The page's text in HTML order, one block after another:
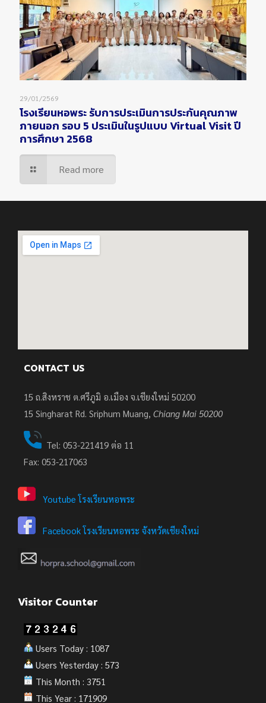
29/01/2569
โรงเรียนหอพระ รับการประเมินการประกันคุณภาพ
ภายนอก รอบ 5 ประเมินในรูปแบบ Virtual Visit ปี
การศึกษา 2568
Read more
CONTACT US
15 ถ.สิงหราช ต.ศรีภูมิ อ.เมือง จ.เชียงใหม่ 50200
15 Singharat Rd. Sriphum Muang, Chiang Mai 50200
Tel: 053-221419 ต่อ 11
Fax: 053-217063
Youtube โรงเรียนหอพระ
Facebook โรงเรียนหอพระ จังหวัดเชียงใหม่
Visitor Counter
Users Today : 1087
Users Yesterday : 573
This Month : 3751
This Year : 171909